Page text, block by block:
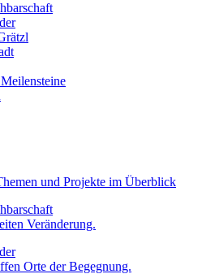
und Projekte im Überblick
Veränderung.
Orte der Begegnung.